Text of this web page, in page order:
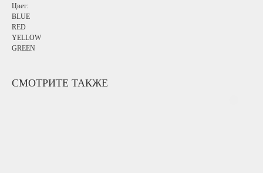
Цвет:
BLUE
RED
YELLOW
GREEN
СМОТРИТЕ ТАКЖЕ